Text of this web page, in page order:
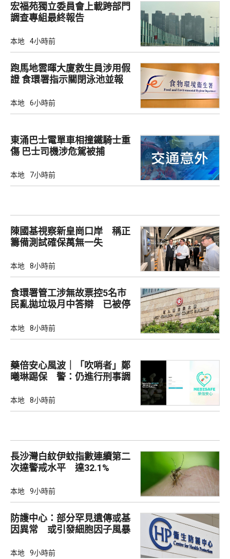
宏福苑獨立委員會上載跨部門
調查專組最終報告
本地 4小時前
跑馬地雲暉大廈救生員涉用假
證 食環署指示關閉泳池並報
本地 6小時前
東涌巴士電單車相撞鐵騎士重
傷 巴士司機涉危駕被捕
本地 7小時前
陳國基視察新皇崗口岸 稱正
籌備測試確保萬無一失
本地 8小時前
食環署管工涉無故票控5名市
民亂拋垃圾月中答辯 已被停
本地 8小時前
藥倍安心風波｜「吹哨者」鄭
曦琳踢保 警：仍進行刑事調
本地 8小時前
長沙灣白紋伊蚊指數連續第二
次達警戒水平 達32.1%
本地 9小時前
防護中心：部分罕見遺傳或基
因異常 或引發細胞因子風暴
本地 9小時前